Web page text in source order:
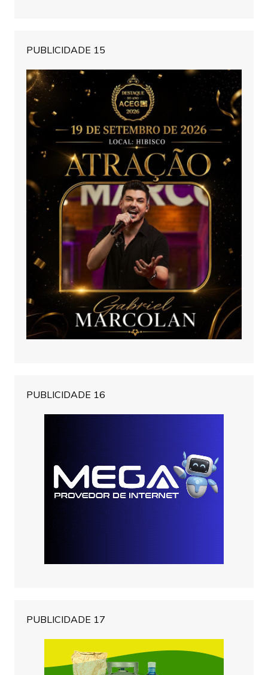
PUBLICIDADE 15
PUBLICIDADE 16
PUBLICIDADE 17